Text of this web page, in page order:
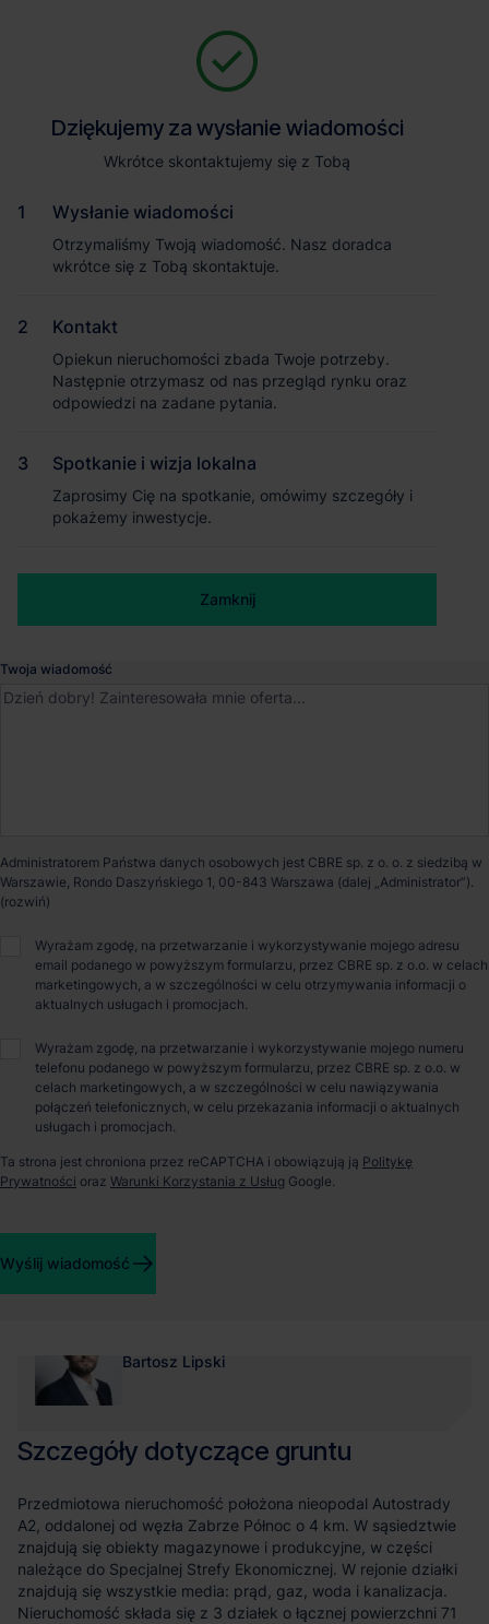
Opiekun nieruchomości
Bartosz Lipski
Przestrzennego (MPZP)
Maksymalna powierzchnia
zabudowy
70%
Maksymalna wysokość
zabudowy
40
biologicznie czynna
Szczegóły dotyczące gruntu
Przedmiotowa nieruchomość położona nieopodal Autostrady
A2, oddalonej od węzła Zabrze Północ o 4 km. W sąsiedztwie
znajdują się obiekty magazynowe i produkcyjne, w części
należące do Specjalnej Strefy Ekonomicznej. W rejonie działki
znajdują się wszystkie media: prąd, gaz, woda i kanalizacja.
Nieruchomość składa się z 3 działek o łącznej powierzchni 71
Dziękujemy za wysłanie wiadomości
Wkrótce skontaktujemy się z Tobą
Wysłanie wiadomości
Otrzymaliśmy Twoją wiadomość. Nasz doradca
wkrótce się z Tobą skontaktuje.
Kontakt
Opiekun nieruchomości zbada Twoje potrzeby.
Następnie otrzymasz od nas przegląd rynku oraz
odpowiedzi na zadane pytania.
Spotkanie i wizja lokalna
Zaprosimy Cię na spotkanie, omówimy szczegóły i
pokażemy inwestycje.
Zamknij
Jesteśmy tu, żeby Ci pomóc. Niezależnie od tego, na jakim etapie
Ci wybrać najlepszą ofertę. Napisz do nas!
Imię i nazwisko
Nazwa firmy
Email służbowy
Twoja wiadomość
Administratorem Państwa danych osobowych jest CBRE sp. z o. o. z siedzibą w
Warszawie, Rondo Daszyńskiego 1, 00-843 Warszawa (dalej „Administrator”).
Wyrażam zgodę, na przetwarzanie i wykorzystywanie mojego adresu
email podanego w powyższym formularzu, przez CBRE sp. z o.o. w celach
marketingowych, a w szczególności w celu otrzymywania informacji o
aktualnych usługach i promocjach.
Wyrażam zgodę, na przetwarzanie i wykorzystywanie mojego numeru
telefonu podanego w powyższym formularzu, przez CBRE sp. z o.o. w
celach marketingowych, a w szczególności w celu nawiązywania
połączeń telefonicznych, w celu przekazania informacji o aktualnych
usługach i promocjach.
Ta strona jest chroniona przez reCAPTCHA i obowiązują ją Politykę
Prywatności oraz Warunki Korzystania z Usług Google.
Wyślij wiadomość
Dziękujemy za wysłanie wiadomości
Wkrótce skontaktujemy się z Tobą
Wysłanie wiadomości
Otrzymaliśmy Twoją wiadomość. Nasz doradca
wkrótce się z Tobą skontaktuje.
Kontakt
Opiekun nieruchomości zbada Twoje potrzeby.
Następnie otrzymasz od nas przegląd rynku oraz
odpowiedzi na zadane pytania.
Spotkanie i wizja lokalna
Zaprosimy Cię na spotkanie, omówimy szczegóły i
pokażemy inwestycje.
Zamknij